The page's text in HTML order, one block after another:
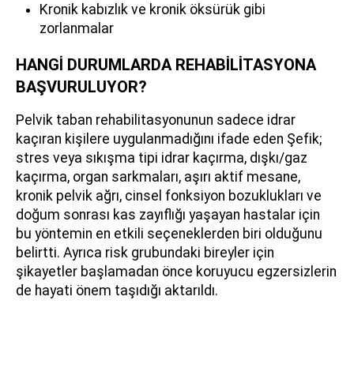
Kronik kabızlık ve kronik öksürük gibi
zorlanmalar
HANGİ DURUMLARDA REHABİLİTASYONA
BAŞVURULUYOR?
Pelvik taban rehabilitasyonunun sadece idrar
kaçıran kişilere uygulanmadığını ifade eden Şefik;
stres veya sıkışma tipi idrar kaçırma, dışkı/gaz
kaçırma, organ sarkmaları, aşırı aktif mesane,
kronik pelvik ağrı, cinsel fonksiyon bozuklukları ve
doğum sonrası kas zayıflığı yaşayan hastalar için
bu yöntemin en etkili seçeneklerden biri olduğunu
belirtti. Ayrıca risk grubundaki bireyler için
şikayetler başlamadan önce koruyucu egzersizlerin
de hayati önem taşıdığı aktarıldı.